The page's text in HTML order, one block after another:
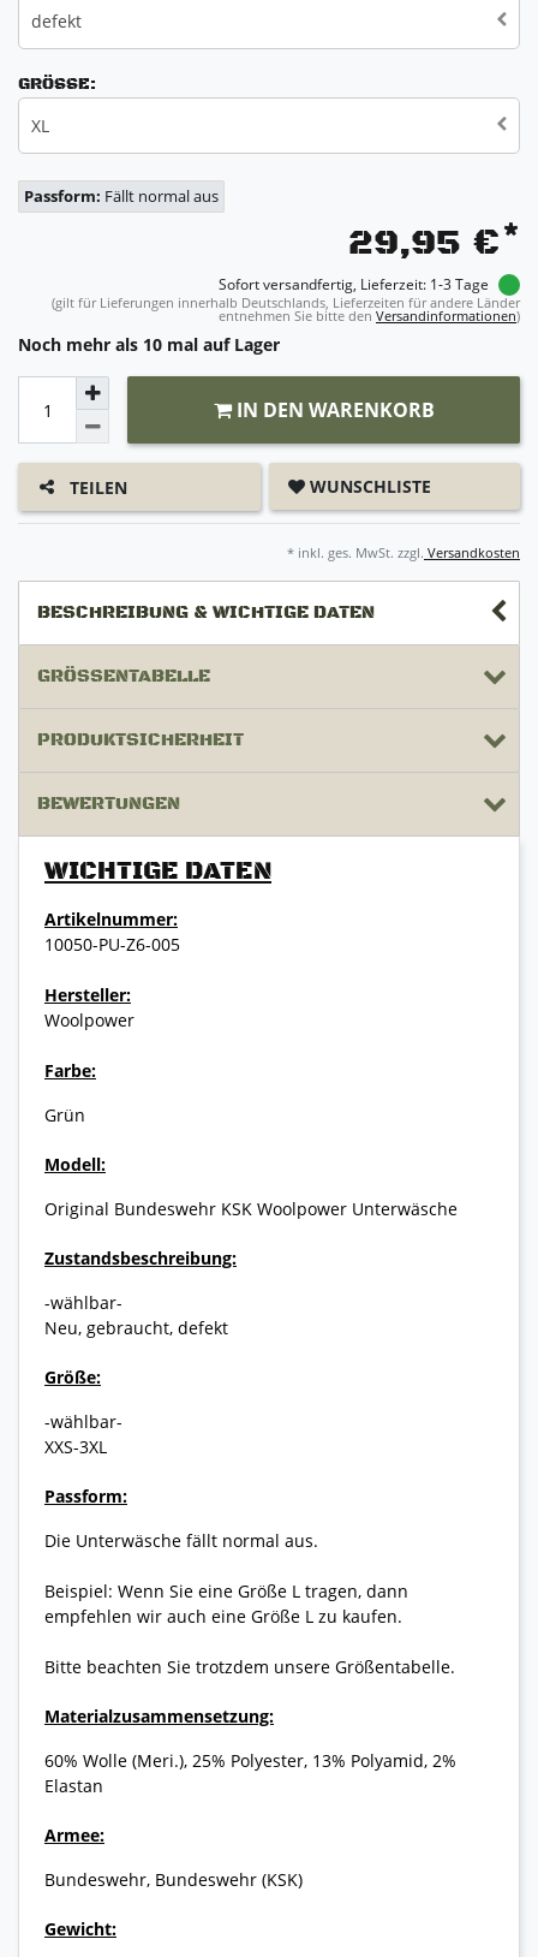
defekt
GRÖSSE:
XL
Passform: Fällt normal aus
29,95 €*
Sofort versandfertig, Lieferzeit: 1-3 Tage
(gilt für Lieferungen innerhalb Deutschlands, Lieferzeiten für andere Länder
entnehmen Sie bitte den Versandinformationen)
Noch mehr als 10 mal auf Lager
IN DEN WARENKORB
TEILEN WUNSCHLISTE
* inkl. ges. MwSt. zzgl. Versandkosten
BESCHREIBUNG & WICHTIGE DATEN
GRÖSSENTABELLE
PRODUKTSICHERHEIT
BEWERTUNGEN
WICHTIGE DATEN
Artikelnummer:
10050-PU-Z6-005
Hersteller:
Woolpower
Farbe:
Grün
Modell:
Original Bundeswehr KSK Woolpower Unterwäsche
Zustandsbeschreibung:
-wählbar-
Neu, gebraucht, defekt
Größe:
-wählbar-
XXS-3XL
Passform:
Die Unterwäsche fällt normal aus.
Beispiel: Wenn Sie eine Größe L tragen, dann
empfehlen wir auch eine Größe L zu kaufen.
Bitte beachten Sie trotzdem unsere Größentabelle.
Materialzusammensetzung:
60% Wolle (Meri.), 25% Polyester, 13% Polyamid, 2%
Elastan
Armee:
Bundeswehr, Bundeswehr (KSK)
Gewicht: